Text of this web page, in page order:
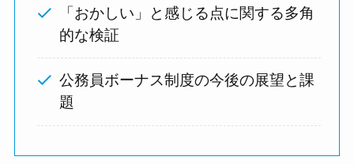
「おかしい」と感じる点に関する多角
的な検証
公務員ボーナス制度の今後の展望と課
題